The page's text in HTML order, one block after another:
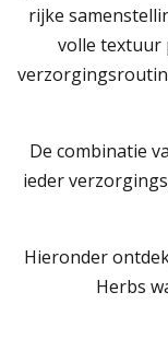
rijke
volle textuur
De combinatie
ieder
Hieronder
Herbs